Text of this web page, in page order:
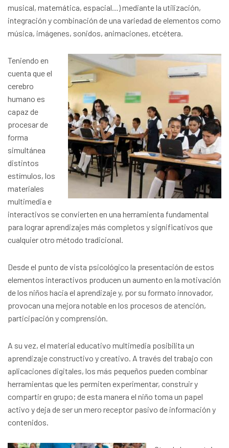
musical, matemática, espacial…) mediante la utilización,
integración y combinación de una variedad de elementos como
música, imágenes, sonidos, animaciones, etcétera.
Teniendo en
cuenta que el
cerebro
humano es
capaz de
procesar de
forma
simultánea
distintos
estímulos, los
materiales
multimedia e
interactivos se convierten en una herramienta fundamental
para lograr aprendizajes más completos y significativos que
cualquier otro método tradicional.
Desde el punto de vista psicológico la presentación de estos
elementos interactivos producen un aumento en la motivación
de los niños hacia el aprendizaje y, por su formato innovador,
provocan una mejora notable en los procesos de atención,
participación y comprensión.
A su vez, el material educativo multimedia posibilita un
aprendizaje constructivo y creativo. A través del trabajo con
aplicaciones digitales, los más pequeños pueden combinar
herramientas que les permiten experimentar, construir y
compartir en grupo; de esta manera el niño toma un papel
activo y deja de ser un mero receptor pasivo de información y
contenidos.